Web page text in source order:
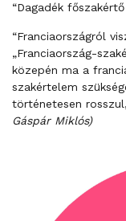
“Dagadék
“Franciaországról
„Franciaország-
közepén ma a
szakértelem
történetesen
Gáspár Miklós)